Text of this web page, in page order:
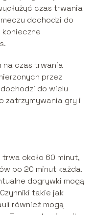
czas trwania
dochodzi do
konieczne
na czas trwania
przez
do wielu
zatrzymywania gry i
około 60 minut,
po 20 minut każda.
dogrywki mogą
takie jak
również mogą